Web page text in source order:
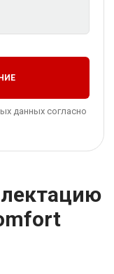
данных согласно